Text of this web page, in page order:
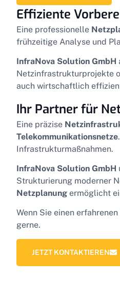
Effiziente
Eine professionelle
frühzeitige Analyse und
InfraNova Solution GmbH
Netzinfrastrukturprojekte
auch wirtschaftlich
Ihr Partner für
Eine präzise
Telekommunikationsnetze
Infrastrukturmaßnahmen.
InfraNova Solution GmbH
Strukturierung moderner
Netzplanung ermöglicht
Wenn Sie einen
gerne.
JETZT KONTAKTIEREN